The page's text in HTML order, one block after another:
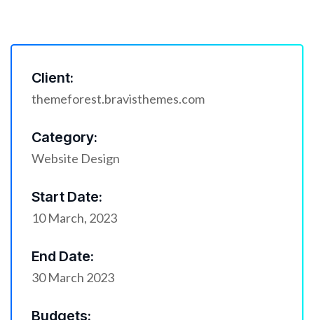
Client:
themeforest.bravisthemes.com
Category:
Website Design
Start Date:
10 March, 2023
End Date:
30 March 2023
Budgets: